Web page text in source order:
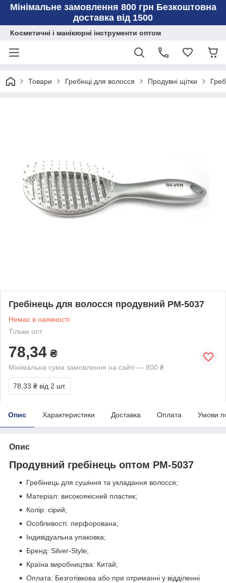
Мінімальне замовлення 800 грн Безкоштовна
доставка від 1500
Косметичні і манікюрні інструменти оптом
Товари Гребінці для волосся Продувні щітки
Гребінець для волосся продувний PM-5037
Немає в наявності
Тільки опт
78,34 ₴
Мінімальна сума замовлення на сайті — 800 ₴
78,33 ₴ від 2 шт.
Опис Характеристики Доставка Оплата Умови
Опис
Продувний гребінець оптом PM-5037
Гребінець для сушіння та укладання волосся;
Матеріал: високоякісний пластик;
Колір: сірий;
Особливості: перфорована;
Індивідуальна упаковка;
Бренд: Silver-Style;
Країна виробництва: Китай;
Оплата: Безготівкова або при отриманні у відділенні